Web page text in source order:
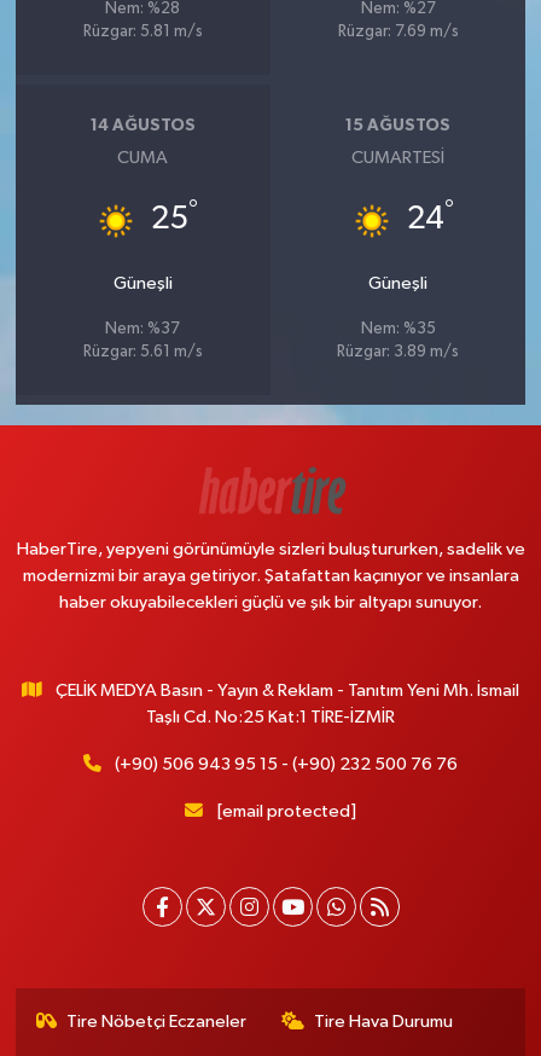
Nem: %28
Rüzgar: 5.81 m/s
Nem: %27
Rüzgar: 7.69 m/s
14 AĞUSTOS
CUMA
25°
Güneşli
Nem: %37
Rüzgar: 5.61 m/s
15 AĞUSTOS
CUMARTESI
24°
Güneşli
Nem: %35
Rüzgar: 3.89 m/s
HaberTire, yepyeni görünümüyle sizleri buluştururken, sadelik ve
modernizmi bir araya getiriyor. Şatafattan kaçınıyor ve insanlara
haber okuyabilecekleri güçlü ve şık bir altyapı sunuyor.
ÇELİK MEDYA Basın - Yayın & Reklam - Tanıtım Yeni Mh. İsmail
Taşlı Cd. No:25 Kat:1 TİRE-İZMİR
(+90) 506 943 95 15 - (+90) 232 500 76 76
[email protected]
Tire Nöbetçi Eczaneler Tire Hava Durumu